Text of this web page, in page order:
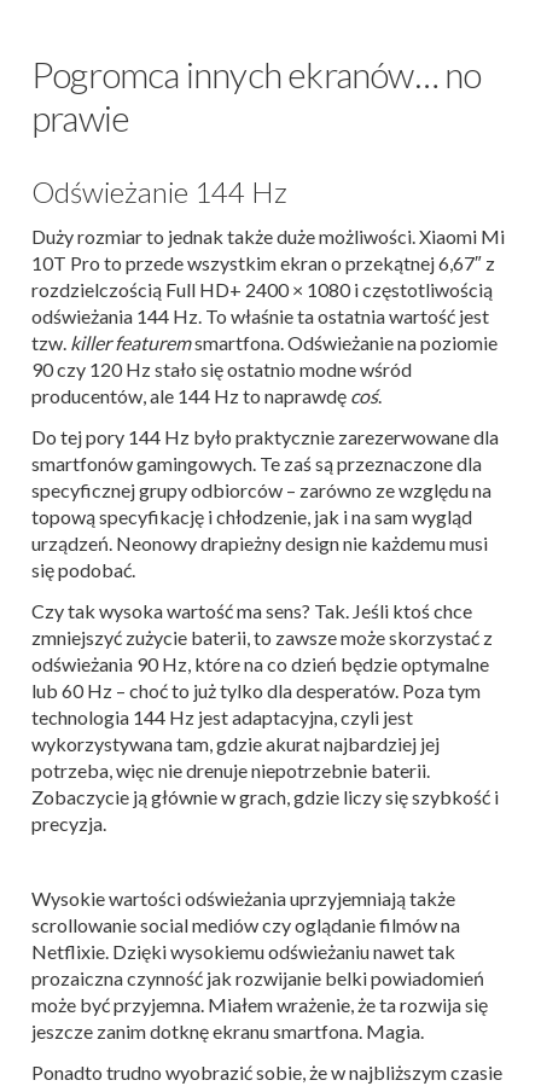
Pogromca innych ekranów… no
prawie
Odświeżanie 144 Hz
Duży rozmiar to jednak także duże możliwości. Xiaomi Mi
10T Pro to przede wszystkim ekran o przekątnej 6,67″ z
rozdzielczością Full HD+ 2400 × 1080 i częstotliwością
odświeżania 144 Hz. To właśnie ta ostatnia wartość jest
tzw. killer featuremsmartfona. Odświeżanie na poziomie
90 czy 120 Hz stało się ostatnio modne wśród
producentów, ale 144 Hz to naprawdę coś.
Do tej pory 144 Hz było praktycznie zarezerwowane dla
smartfonów gamingowych. Te zaś są przeznaczone dla
specyficznej grupy odbiorców – zarówno ze względu na
topową specyfikację i chłodzenie, jak i na sam wygląd
urządzeń. Neonowy drapieżny design nie każdemu musi
się podobać.
Czy tak wysoka wartość ma sens? Tak. Jeśli ktoś chce
zmniejszyć zużycie baterii, to zawsze może skorzystać z
odświeżania 90 Hz, które na co dzień będzie optymalne
lub 60 Hz – choć to już tylko dla desperatów. Poza tym
technologia 144 Hz jest adaptacyjna, czyli jest
wykorzystywana tam, gdzie akurat najbardziej jej
potrzeba, więc nie drenuje niepotrzebnie baterii.
Zobaczycie ją głównie w grach, gdzie liczy się szybkość i
precyzja.
Wysokie wartości odświeżania uprzyjemniają także
scrollowanie social mediów czy oglądanie filmów na
Netflixie. Dzięki wysokiemu odświeżaniu nawet tak
prozaiczna czynność jak rozwijanie belki powiadomień
może być przyjemna. Miałem wrażenie, że ta rozwija się
jeszcze zanim dotknę ekranu smartfona. Magia.
Ponadto trudno wyobrazić sobie, że w najbliższym czasie